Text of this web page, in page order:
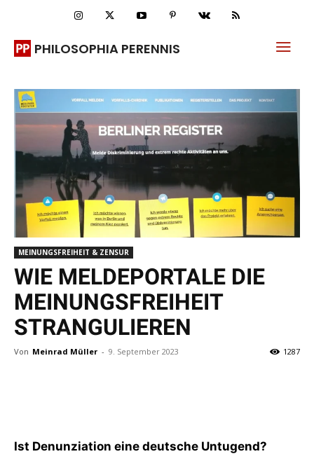
PHILOSOPHIA PERENNIS
MEINUNGSFREIHEIT & ZENSUR
WIE MELDEPORTALE DIE
MEINUNGSFREIHEIT
STRANGULIEREN
Von Meinrad Müller - 9. September 2023 1287
Ist Denunziation eine deutsche Untugend?